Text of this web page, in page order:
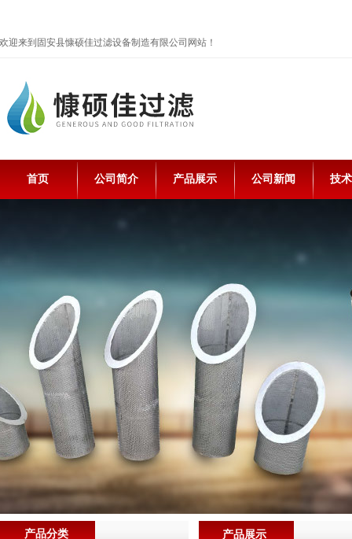
欢迎来到固安县慷硕佳过滤设备制造有限公司网站！
首页 公司简介 产品展示 公司新闻 技
产品展示
产品分类